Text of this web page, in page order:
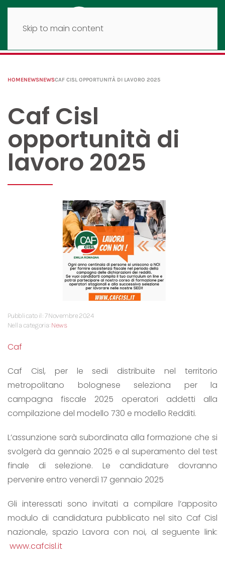
Skip to main content
HOMENEWSNEWSCAF CISL OPPORTUNITÀ DI LAVORO 2025
Caf Cisl
opportunità di
lavoro 2025
Pubblicato il: 7 Novembre 2024
Nella categoria:News
Caf
Caf Cisl, per le sedi distribuite nel territorio
metropolitano bolognese seleziona per la
campagna fiscale 2025 operatori addetti alla
compilazione del modello 730 e modello Redditi.
L’assunzione sarà subordinata alla formazione che si
svolgerà da gennaio 2025 e al superamento del test
finale di selezione. Le candidature dovranno
pervenire entro venerdì 17 gennaio 2025
Gli interessati sono invitati a compilare l’apposito
modulo di candidatura pubblicato nel sito Caf Cisl
nazionale, spazio Lavora con noi, al seguente link:
www.cafcisl.it